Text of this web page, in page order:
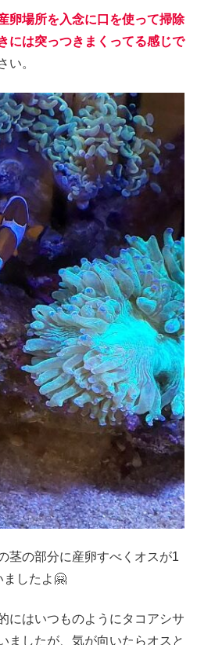
卵場所を入念に口を使って掃除
には突っつきまくってる感じで
い。
茎の部分に産卵すべくオスが1
ましたよ🤗
にはいつものようにタコアシサ
ましたが、気が向いたらオスと